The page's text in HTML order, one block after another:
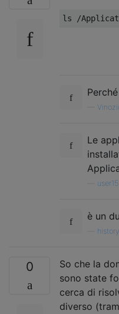
Le
è un
0
So che la
sono state
cerca di
diverso